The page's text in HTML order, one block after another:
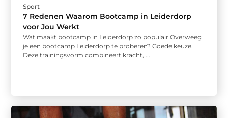
Sport
7 Redenen Waarom Bootcamp in Leiderdorp
voor Jou Werkt
Wat maakt bootcamp in Leiderdorp zo populair Overweeg
je een bootcamp Leiderdorp te proberen? Goede keuze.
Deze trainingsvorm combineert kracht, ...